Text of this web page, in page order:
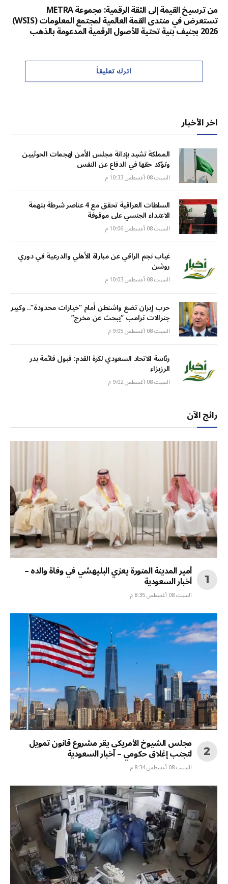
من ترسيخ القيمة إلى الثقة الرقمية: مجموعة METRA
تستعرض في منتدى القمة العالمية لمجتمع المعلومات (WSIS)
2026 بجنيف بنية تحتية للأصول الرقمية المدعومة بالذهب
اترك تعليقاً
اخر الأخبار
المملكة تشيد بإدانة مجلس الأمن لهجمات الحوثيين
وتؤكد حقها في الدفاع عن النفس
السبت 08 أغسطس 10:33 م
السلطات العراقية تحقق مع 4 عناصر شرطة بتهمة
الاعتداء الجنسي على موقوفة
السبت 08 أغسطس 10:06 م
غياب نجم الراقي عن مباراة الأهلي والدرعية في دوري
روشن
السبت 08 أغسطس 10:03 م
حرب إيران تضع واشنطن أمام “خيارات محدودة”.. وكبير
جنرالات ترامب “يبحث عن مخرج”
السبت 08 أغسطس 9:05 م
رئاسة الاتحاد السعودي لكرة القدم: قبول قائمة بدر
الرزيزاء
السبت 08 أغسطس 9:02 م
رائج الآن
أمير المدينة المنورة يعزي البليهشي في وفاة والده –
أخبار السعودية
السبت 08 أغسطس 8:35 م
مجلس الشيوخ الأمريكي يقر مشروع قانون تمويل
لتجنب إغلاق حكومي – أخبار السعودية
السبت 08 أغسطس 8:34 م